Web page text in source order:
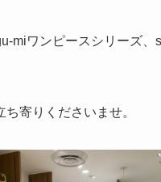
ワンピースシリーズ、
寄りくださいませ。